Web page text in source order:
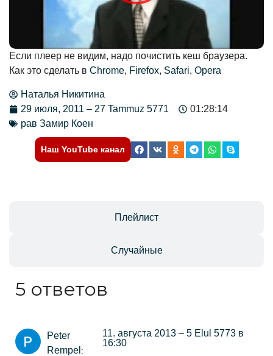
Если плеер не видим, надо почистить кеш браузера.
Как это сделать в Chrome, Firefox, Safari, Opera
Наталья Никитина
29 июля, 2011 – 27 Tammuz 5771
01:28:14
рав Замир Коен
Наш YouTube канал
Плейлист
Случайные
5 ответов
Peter
Rempel :
11. августа 2013 – 5 Elul 5773 в
16:30